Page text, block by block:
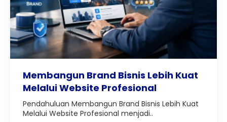
Membangun Brand Bisnis Lebih Kuat
Melalui Website Profesional
Pendahuluan Membangun Brand Bisnis Lebih Kuat
Melalui Website Profesional menjadi..